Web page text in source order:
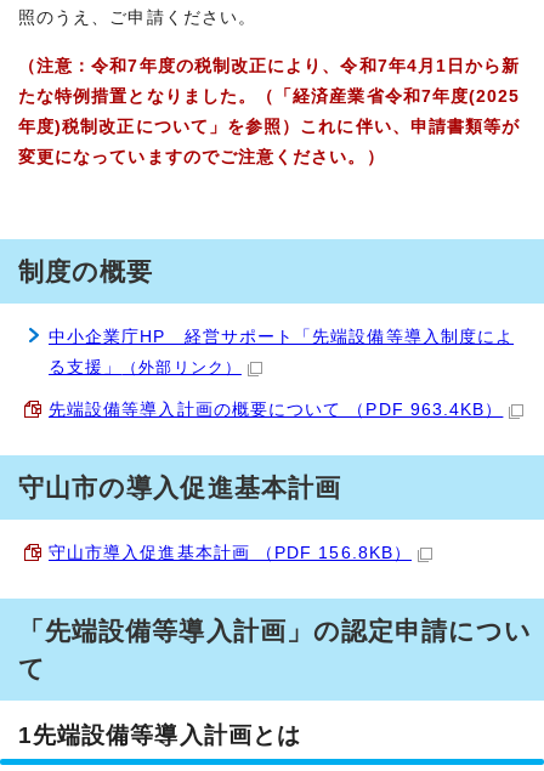
照のうえ、ご申請ください。
（注意：令和7年度の税制改正により、令和7年4月1日から新
たな特例措置となりました。（「経済産業省令和7年度(2025
年度)税制改正について」を参照）これに伴い、申請書類等が
変更になっていますのでご注意ください。）
制度の概要
中小企業庁HP 経営サポート「先端設備等導入制度によ
る支援」
（外部リンク）
先端設備等導入計画の概要について （PDF 963.4KB）
守山市の導入促進基本計画
守山市導入促進基本計画 （PDF 156.8KB）
「先端設備等導入計画」の認定申請につい
て
1先端設備等導入計画とは